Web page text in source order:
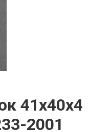
41x40x4
2001